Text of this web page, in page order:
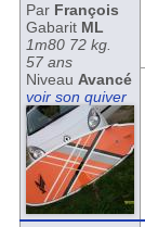
Par François
Gabarit ML
1m80 72 kg.
57 ans
Niveau Avancé
voir son quiver